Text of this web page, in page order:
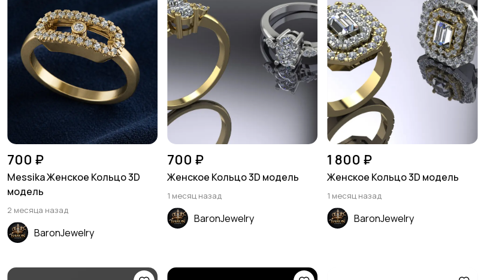
700 ₽
Messika Женское Кольцо 3D
модель
2 месяца назад
BaronJewelry
700 ₽
Женское Кольцо 3D модель
1 месяц назад
BaronJewelry
1 800 ₽
Женское Кольцо 3D модель
1 месяц назад
BaronJewelry